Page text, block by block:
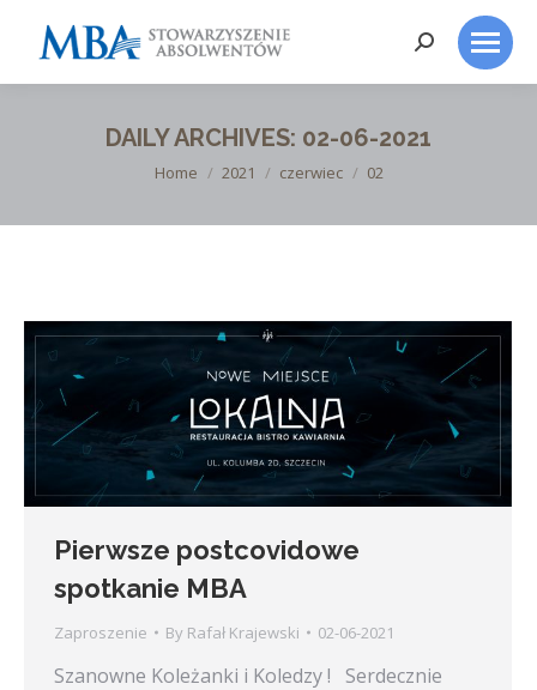
Search:
DAILY ARCHIVES: 02-06-2021
You are here:
Home 2021 czerwiec 02
Pierwsze postcovidowe
spotkanie MBA
Zaproszenie By Rafał Krajewski 02-06-2021
Szanowne Koleżanki i Koledzy ! Serdecznie